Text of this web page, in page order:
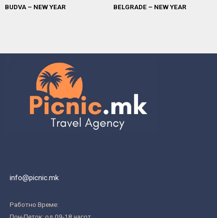
BUDVA – NEW YEAR BELGRADE – NEW YEAR
info@picnic.mk
Работно Време: